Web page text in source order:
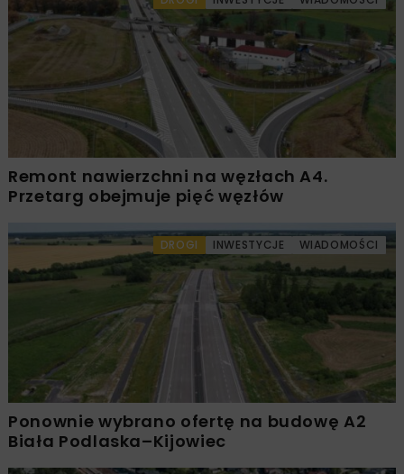
Remont nawierzchni na węzłach A4.
Przetarg obejmuje pięć węzłów
DROGI INWESTYCJE WIADOMOŚCI
Ponownie wybrano ofertę na budowę A2
Biała Podlaska–Kijowiec